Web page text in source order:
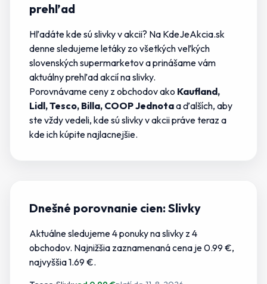
prehľad
Hľadátekde sú slivky v akcii? Na KdeJeAkcia.sk
denne sledujeme letáky zo všetkých veľkých
slovenských supermarketov a prinášame vám
aktuálny prehľad akcií naslivky.
Porovnávame ceny z obchodov ako Kaufland,
Lidl, Tesco, Billa, COOP Jednotaa ďalších, aby
ste vždy vedeli, kde sú slivky v akciipráve teraz a
kdeichkúpite najlacnejšie.
Dnešné porovnanie cien: Slivky
Aktuálne sledujeme4ponukynaslivky z 4
obchodov. Najnižšia zaznamenaná cena je 0.99 €,
najvyššia 1.69 €.